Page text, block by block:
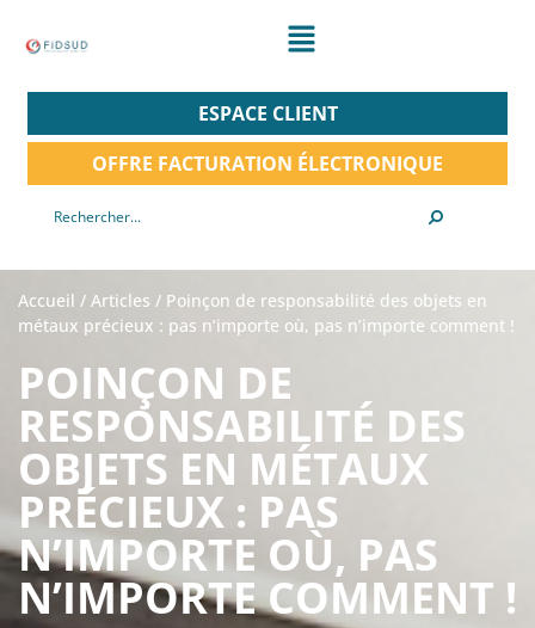
ESPACE CLIENT
OFFRE FACTURATION ÉLECTRONIQUE
Accueil / Articles / Poinçon de responsabilité des objets en
métaux précieux : pas n’importe où, pas n’importe comment !
POINÇON DE
RESPONSABILITÉ DES
OBJETS EN MÉTAUX
PRÉCIEUX : PAS
N’IMPORTE OÙ, PAS
N’IMPORTE COMMENT !